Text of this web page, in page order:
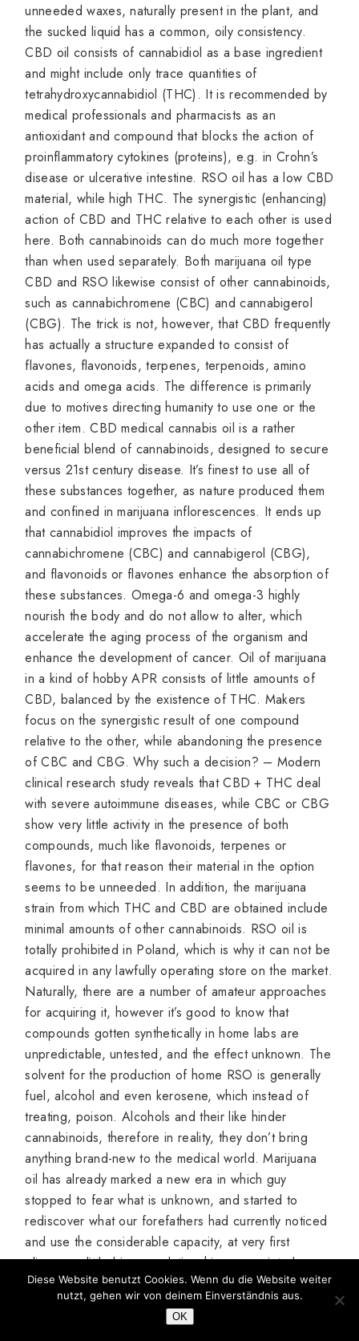
unneeded waxes, naturally present in the plant, and
the sucked liquid has a common, oily consistency.
CBD oil consists of cannabidiol as a base ingredient
and might include only trace quantities of
tetrahydroxycannabidiol (THC). It is recommended by
medical professionals and pharmacists as an
antioxidant and compound that blocks the action of
proinflammatory cytokines (proteins), e.g. in Crohn’s
disease or ulcerative intestine. RSO oil has a low CBD
material, while high THC. The synergistic (enhancing)
action of CBD and THC relative to each other is used
here. Both cannabinoids can do much more together
than when used separately. Both marijuana oil type
CBD and RSO likewise consist of other cannabinoids,
such as cannabichromene (CBC) and cannabigerol
(CBG). The trick is not, however, that CBD frequently
has actually a structure expanded to consist of
flavones, flavonoids, terpenes, terpenoids, amino
acids and omega acids. The difference is primarily
due to motives directing humanity to use one or the
other item. CBD medical cannabis oil is a rather
beneficial blend of cannabinoids, designed to secure
versus 21st century disease. It’s finest to use all of
these substances together, as nature produced them
and confined in marijuana inflorescences. It ends up
that cannabidiol improves the impacts of
cannabichromene (CBC) and cannabigerol (CBG),
and flavonoids or flavones enhance the absorption of
these substances. Omega-6 and omega-3 highly
nourish the body and do not allow to alter, which
accelerate the aging process of the organism and
enhance the development of cancer. Oil of marijuana
in a kind of hobby APR consists of little amounts of
CBD, balanced by the existence of THC. Makers
focus on the synergistic result of one compound
relative to the other, while abandoning the presence
of CBC and CBG. Why such a decision? – Modern
clinical research study reveals that CBD + THC deal
with severe autoimmune diseases, while CBC or CBG
show very little activity in the presence of both
compounds, much like flavonoids, terpenes or
flavones, for that reason their material in the option
seems to be unneeded. In addition, the marijuana
strain from which THC and CBD are obtained include
minimal amounts of other cannabinoids. RSO oil is
totally prohibited in Poland, which is why it can not be
acquired in any lawfully operating store on the market.
Naturally, there are a number of amateur approaches
for acquiring it, however it’s good to know that
compounds gotten synthetically in home labs are
unpredictable, untested, and the effect unknown. The
solvent for the production of home RSO is generally
fuel, alcohol and even kerosene, which instead of
treating, poison. Alcohols and their like hinder
cannabinoids, therefore in reality, they don’t bring
anything brand-new to the medical world. Marijuana
oil has already marked a new era in which guy
stopped to fear what is unknown, and started to
rediscover what our forefathers had currently noticed
and use the considerable capacity, at very first
glimpse, a little bizarre relationships, associated
primarily with pathology. Medical cannabis, contrary to
its name, does not suggest fermented female
inflorescences and leaves consisting of psychedelic
Diese Website benutzt Cookies. Wenn du die Website weiter
nutzt, gehen wir von deinem Einverständnis aus.
OK